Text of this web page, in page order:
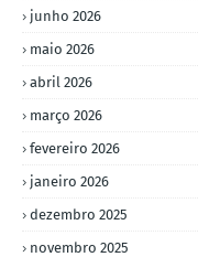
junho 2026
maio 2026
abril 2026
março 2026
fevereiro 2026
janeiro 2026
dezembro 2025
novembro 2025